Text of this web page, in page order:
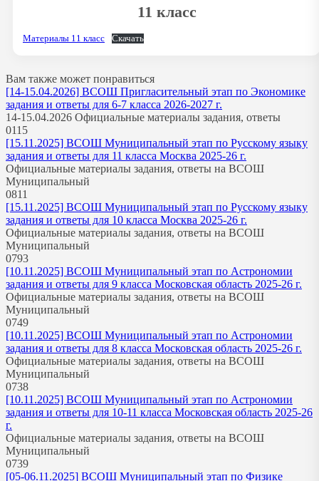
11 класс
Материалы 11 класс Скачать
Вам также может понравиться
[14-15.04.2026] ВСОШ Пригласительный этап по Экономике
задания и ответы для 6-7 класса 2026-2027 г.
14-15.04.2026 Официальные материалы задания, ответы
0115
[15.11.2025] ВСОШ Муниципальный этап по Русскому языку
задания и ответы для 11 класса Москва 2025-26 г.
Официальные материалы задания, ответы на ВСОШ
Муниципальный
0811
[15.11.2025] ВСОШ Муниципальный этап по Русскому языку
задания и ответы для 10 класса Москва 2025-26 г.
Официальные материалы задания, ответы на ВСОШ
Муниципальный
0793
[10.11.2025] ВСОШ Муниципальный этап по Астрономии
задания и ответы для 9 класса Московская область 2025-26 г.
Официальные материалы задания, ответы на ВСОШ
Муниципальный
0749
[10.11.2025] ВСОШ Муниципальный этап по Астрономии
задания и ответы для 8 класса Московская область 2025-26 г.
Официальные материалы задания, ответы на ВСОШ
Муниципальный
0738
[10.11.2025] ВСОШ Муниципальный этап по Астрономии
задания и ответы для 10-11 класса Московская область 2025-26
г.
Официальные материалы задания, ответы на ВСОШ
Муниципальный
0739
[05-06.11.2025] ВСОШ Муниципальный этап по Физике